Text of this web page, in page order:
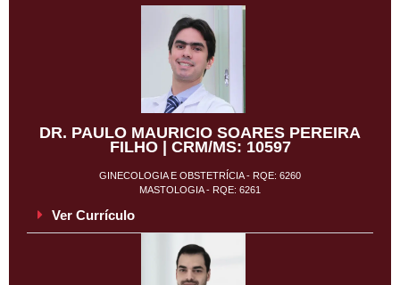
DR. PAULO MAURICIO SOARES PEREIRA
FILHO | CRM/MS: 10597
GINECOLOGIA E OBSTETRÍCIA - RQE: 6260
MASTOLOGIA - RQE: 6261
Ver Currículo